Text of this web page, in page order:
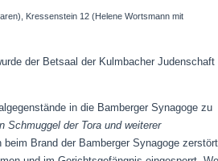
Kressenstein 12 (Helene Wortsmann mit
der Betsaal der Kulmbacher Judenschaft
in die Bamberger Synagoge zu
Schmuggel der Tora und weiterer
Brand der Bamberger Synagoge